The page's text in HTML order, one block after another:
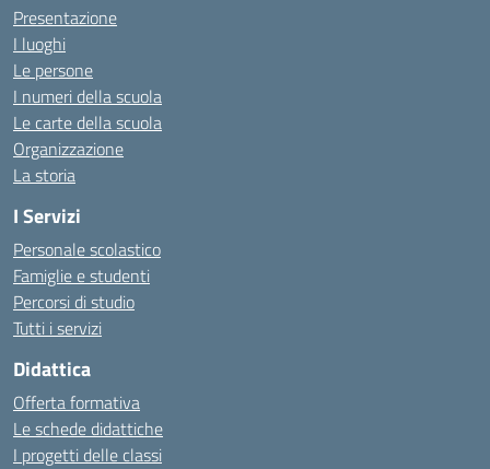
Presentazione
I luoghi
Le persone
I numeri della scuola
Le carte della scuola
Organizzazione
La storia
I Servizi
Personale scolastico
Famiglie e studenti
Percorsi di studio
Tutti i servizi
Didattica
Offerta formativa
Le schede didattiche
I progetti delle classi